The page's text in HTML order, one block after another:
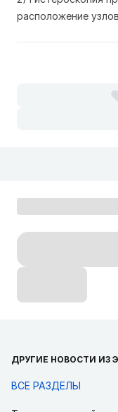
расположение
ДРУГИЕ НОВОСТИ ИЗ
ВСЕ РАЗДЕЛЫ